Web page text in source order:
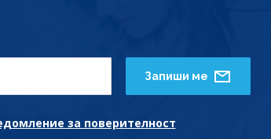
за поверителност
Запиши ме